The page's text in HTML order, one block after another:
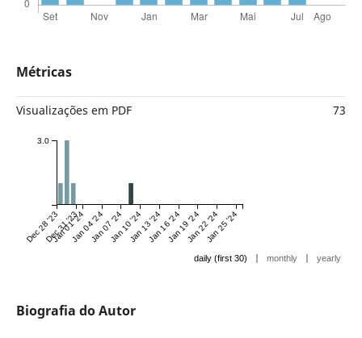
Métricas
Visualizações em PDF 73
Dec 28 '23Dec 31 '23
Jan 01 '24Jan 04 '24Jan 07 '24Jan 10 '24Jan 13 '24Jan 16 '24Jan 19 '24Jan 22 '24Jan 25 '24
3.0
daily (first 30) | monthly | yearly
Biografia do Autor